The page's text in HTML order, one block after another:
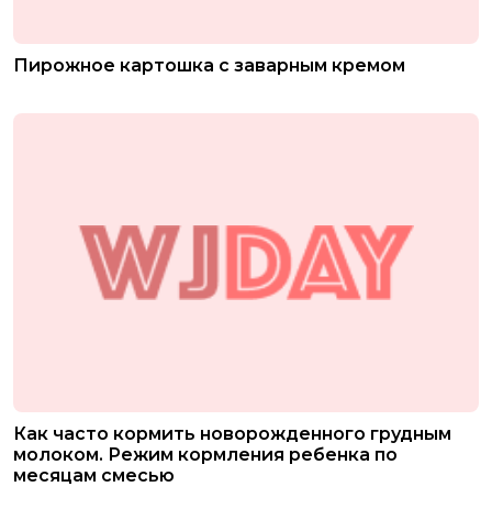
Пирожное картошка с заварным кремом
Как часто кормить новорожденного грудным
молоком. Режим кормления ребенка по
месяцам смесью